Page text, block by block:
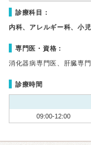
診療科目：
内科、アレルギー科、小
専門医・資格：
消化器病専門医、肝臓専
診療時間
09:00-12:00